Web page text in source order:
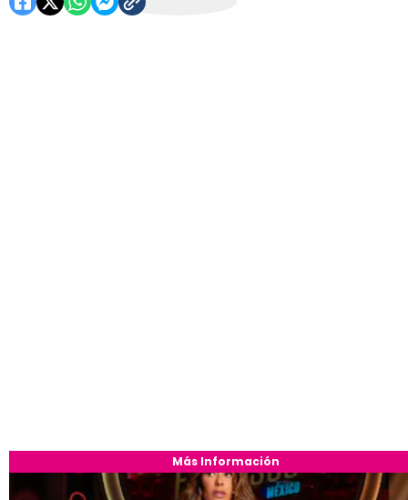
Más Información